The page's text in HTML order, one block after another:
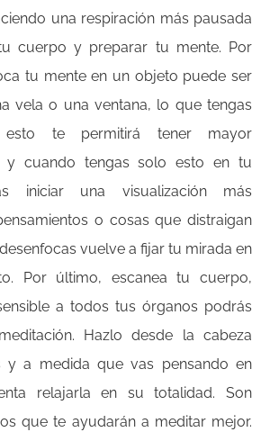
una respiración más pausada
cuerpo y preparar tu mente. Por
tu mente en un objeto puede ser
vela o una ventana, lo que tengas
te permitirá tener mayor
y cuando tengas solo esto en tu
iniciar una visualización más
o cosas que distraigan
vuelve a fijar tu mirada en
Por último, escanea tu cuerpo,
a todos tus órganos podrás
Hazlo desde la cabeza
y a medida que vas pensando en
relajarla en su totalidad. Son
que te ayudarán a meditar mejor.